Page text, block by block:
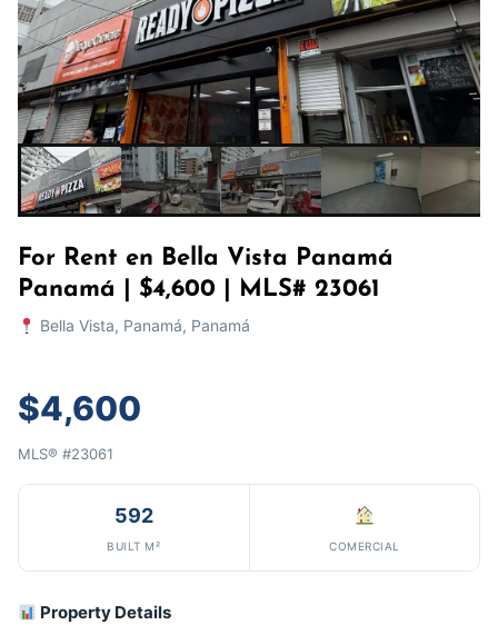
For Rent en Bella Vista Panamá
Panamá | $4,600 | MLS# 23061
Bella Vista, Panamá, Panamá
$4,600
MLS® #23061
592
BUILT M² COMERCIAL
Property Details